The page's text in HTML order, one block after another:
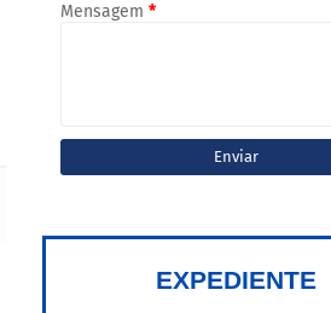
Mensagem *
EXPEDIENTE